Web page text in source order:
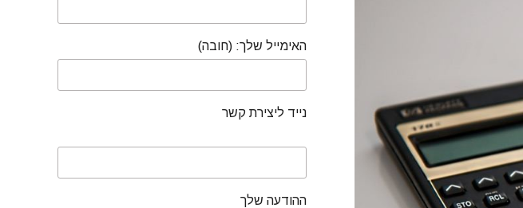
האימייל שלך: (חובה)
נייד ליצירת קשר
ההודעה שלך